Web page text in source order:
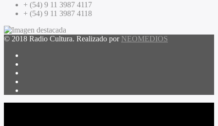
+ (54) 9 11 3987 4117
+ (54) 9 11 3987 4118
© 2018 Radio Cultura. Realizado por NEOMEDIOS